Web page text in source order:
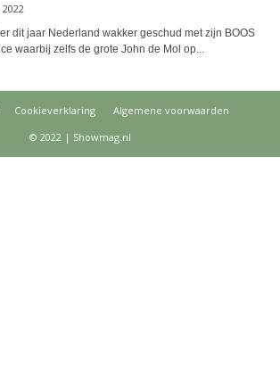
dit jaar Nederland wakker geschud met zijn BOOS
waarbij zelfs de grote John de Mol op...
Cookieverklaring
Algemene voorwaarden
© 2022 | Showmag.nl